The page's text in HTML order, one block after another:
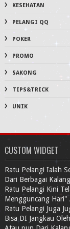
KESEHATAN
PELANGI QQ
POKER
PROMO
SAKONG
TIPS&TRICK
UNIK
CUSTOM WIDGET
Ratu Pelangi Ialah
Dari Berbagai
Ratu Pelangi Kini
Mengguncang Hari"
Ratu Pelangi Juga
Bisa DI Jangkau